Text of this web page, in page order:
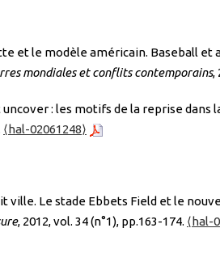
et le modèle américain. Baseball et
mondiales et conflits contemporains,
: les motifs de la reprise dans
⟨hal-02061248⟩
ville. Le stade Ebbets Field et le
, 2012, vol. 34 (n°1), pp.163-174. ⟨hal-